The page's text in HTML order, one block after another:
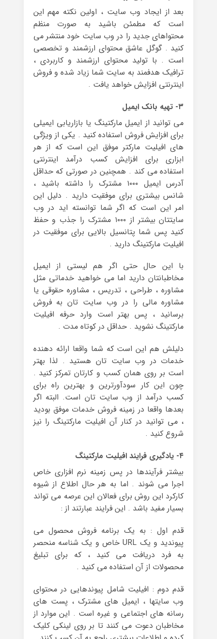
بعد از ایجاد وب سایت ، اولین نکته مهم این
است که مطمئن باشید به صورت منظم
محتواهای جدید را در وب سایت خود منتشر می
کنید . گوگل عاشق محتوای ارزشمند و تخصصی
است . با تولید محتوای ارزشمند و کاربردی ،
ترافیک هدفمند به سایت شما زیاد شده و فروش
اینترنتی افزایش خواهد یافت .
۳- تهیه بانک ایمیل
می توانید از ایمیل مارکتینگ یا بازاریابی ایمیلی
برای افزایش فروش استفاده کنید . یکی از ویژگی
های افیلیت مارکتر موفق این است که از هر
ابزاری برای افزایش کسب درآمد اینترنتی
استفاده می کند . همچنین در صورتی که حداقل
آدرس ایمیل ۱۰۰۰ مشترک را داشته باشید ،
شانس بیشتری برای موفقیت دارید . دلیل این
امر این است که اگر شما توانسته اید در وب
سایتتان بیشتر از ۱۰۰۰ مشترک را جذب و حفظ
کنید پس شما پتانسیل بالایی برای موفقیت در
افیلیت مارکتینگ دارید .
با این حال حتی اگر هم لیستی از ایمیل
مخاطبانتان دارید اما می خواهید خدماتی مثل
مشاوره ، طراحی ، تدریس ، مشاوره حقوقی یا
مشاوره مالی را در وب سایت تان به فروش
برسانید ، پس بهتر است وارد حرفه افیلیت
مارکتینگ نشوید . حداقل در کوتاه مدت .
دلیلش هم این است که شما واقعا ارائه دهنده
خدمات در وب سایت تان هستید . لذا بهتر
است بر روی همان کسب و کارتان تمرکز کنید .
چون این کار سودآورترین و بهترین راه برای
کسب درآمد از وب سایت تان است. البته اگر
بعدها واقعا در زمینه فروش خدمات موفق بودید
، می توانید در کنار آن افیلیت مارکتینگ را نیز
شروع کنید .
۴- یادگیری فرایند افیلیت مارکتینگ
بیشتر فرآیندها در پس زمینه نرم افزاری خاص
اجرا می شوند . اما به هر حال اطلاع از شیوه
کارکرد این روش برای فعالان این عرصه می تواند
بسیار مفید باشد . این فرایند عبارتند از :
قدم اول : به یک برنامه فروش محصول می
پیوندید و یک URL خاص و یک شناسه منحصر
به فرد دریافت می کنید ، که برای تبلیغ
محصولات از آن استفاده می کنید .
قدم دوم : افیلیت شامل پیوندهایی در محتوای
وب سایتها ، ایمیل های مشترک ، پست های
رسانه های اجتماعی و غیره است . این موارد از
مخاطبان دعوت می کنند تا بر روی لینکی کلیک